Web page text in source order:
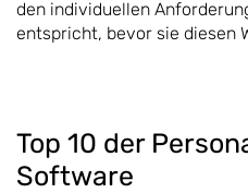
den individuellen
entspricht, bevor sie diesen
Top 10 der
Software